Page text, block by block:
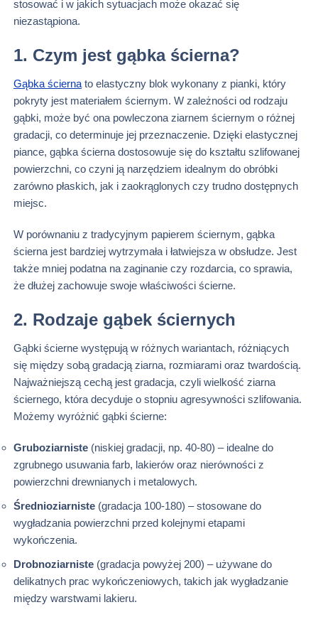
stosować i w jakich sytuacjach może okazać się
niezastąpiona.
1. Czym jest gąbka ścierna?
Gąbka ścierna to elastyczny blok wykonany z pianki, który
pokryty jest materiałem ściernym. W zależności od rodzaju
gąbki, może być ona powleczona ziarnem ściernym o różnej
gradacji, co determinuje jej przeznaczenie. Dzięki elastycznej
piance, gąbka ścierna dostosowuje się do kształtu szlifowanej
powierzchni, co czyni ją narzędziem idealnym do obróbki
zarówno płaskich, jak i zaokrąglonych czy trudno dostępnych
miejsc.
W porównaniu z tradycyjnym papierem ściernym, gąbka
ścierna jest bardziej wytrzymała i łatwiejsza w obsłudze. Jest
także mniej podatna na zaginanie czy rozdarcia, co sprawia,
że dłużej zachowuje swoje właściwości ścierne.
2. Rodzaje gąbek ściernych
Gąbki ścierne występują w różnych wariantach, różniących
się między sobą gradacją ziarna, rozmiarami oraz twardością.
Najważniejszą cechą jest gradacja, czyli wielkość ziarna
ściernego, która decyduje o stopniu agresywności szlifowania.
Możemy wyróżnić gąbki ścierne:
Gruboziarniste (niskiej gradacji, np. 40-80) – idealne do
zgrubnego usuwania farb, lakierów oraz nierówności z
powierzchni drewnianych i metalowych.
Średnioziarniste (gradacja 100-180) – stosowane do
wygładzania powierzchni przed kolejnymi etapami
wykończenia.
Drobnoziarniste (gradacja powyżej 200) – używane do
delikatnych prac wykończeniowych, takich jak wygładzanie
między warstwami lakieru.